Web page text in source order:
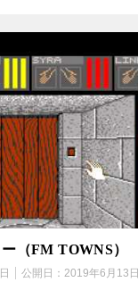
（FM TOWNS）
公開日： 2019年6月13日